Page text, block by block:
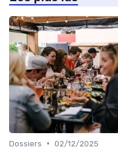
Dossiers • 02/12/2025